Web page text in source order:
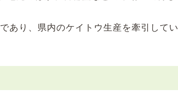
あり、県内のケイトウ生産を牽引してい